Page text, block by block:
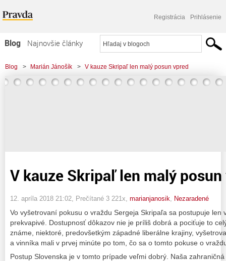
Registrácia Prihlásenie
Blog
Najnovšie články
Najčítanejšie články
Najkomentovanejšie články
Blog > Marián Jánošík > V kauze Skripaľ len malý posun vpred
V kauze Skripaľ len malý
12. apríla 2018 21:02 , Prečítané 3 221x, marianjanosik Nezaradené
Vo vyšetrovaní pokusu o vraždu Sergeja Skripaľa sa postupuje len
prekvapivé. Dostupnosť dôkazov nie je príliš dobrá a pociťuje to
známe, niektoré, predovšetkým západné liberálne krajiny,
a vinníka mali v prvej minúte po tom, čo sa o tomto pokuse o
Postup Slovenska je v tomto prípade veľmi dobrý. Naša